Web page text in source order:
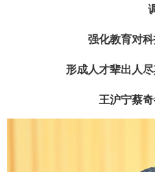
强化教育对
形成人才辈出人
王沪宁蔡